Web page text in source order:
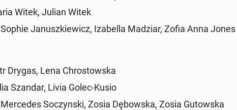
Witek, Julian Witek
Ja­nusz­kie­wicz, Iza­bel­la Madziar, Zofia Anna Jones
Drygas, Lena Chro­stow­ska
Szandar, Livia Golec-Kusio
So­czyn­ski, Zosia Dę­bow­ska, Zosia Gu­tow­ska